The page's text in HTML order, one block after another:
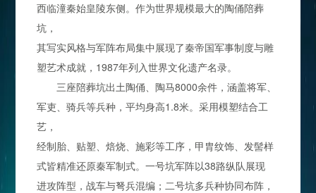
西临潼秦始皇陵东侧。作为世界规模最大的陶俑陪葬
坑，
其写实风格与军阵布局集中展现了秦帝国军事制度与雕
塑艺术成就，1987年列入世界文化遗产名录。
三座陪葬坑出土陶俑、陶马8000余件，涵盖将军、
军吏、骑兵等兵种，平均身高1.8米。采用模塑结合工
艺，
经制胎、贴塑、焙烧、施彩等工序，甲胄纹饰、发髻样
式皆精准还原秦军制式。一号坑军阵以38路纵队展现
进攻阵型，战车与弩兵混编；二号坑多兵种协同布阵，